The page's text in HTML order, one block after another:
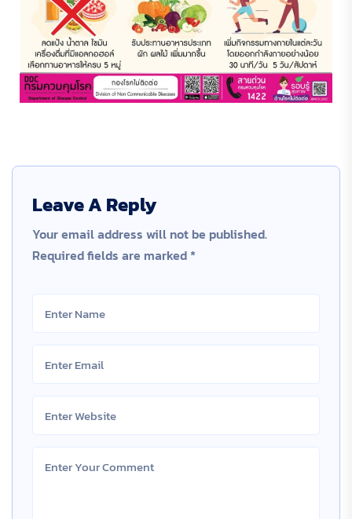
Leave A Reply
Your email address will not be published.
Required fields are marked *